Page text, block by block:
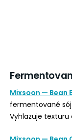
Mixsoon — Bean
fermentované
Vyhlazuje